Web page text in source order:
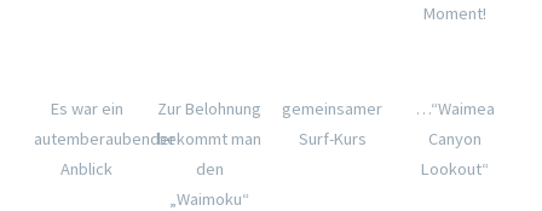
Moment!
Es war ein
autemberaubender
Anblick
Zur Belohnung
bekommt man
den
„Waimoku“
gemeinsamer
Surf-Kurs
…“Waimea
Canyon
Lookout“